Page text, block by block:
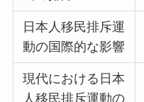
日本人移民排斥運
動の国際的な影響
現代における日本
人移民排斥運動の